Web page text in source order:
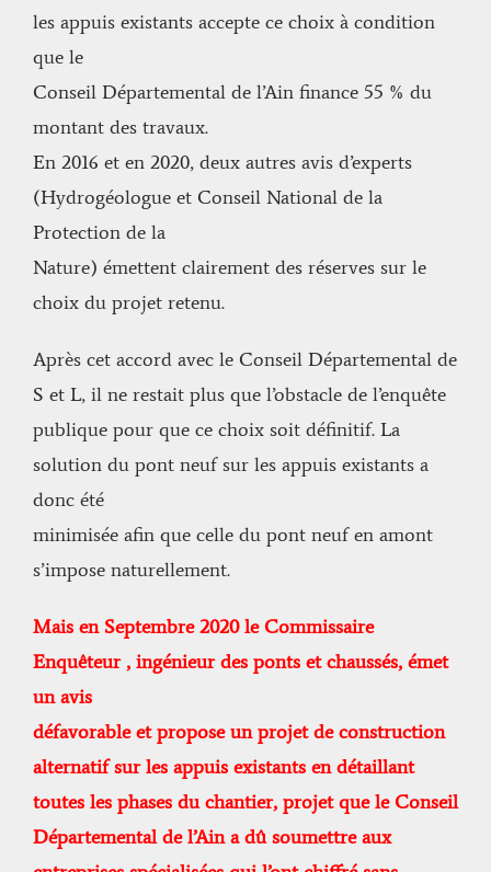
les appuis existants accepte ce choix à condition
que le
Conseil Départemental de l’Ain finance 55 % du
montant des travaux.
En 2016 et en 2020, deux autres avis d’experts
(Hydrogéologue et Conseil National de la
Protection de la
Nature) émettent clairement des réserves sur le
choix du projet retenu.
Après cet accord avec le Conseil Départemental de
S et L, il ne restait plus que l’obstacle de l’enquête
publique pour que ce choix soit définitif. La
solution du pont neuf sur les appuis existants a
donc été
minimisée afin que celle du pont neuf en amont
s’impose naturellement.
Mais en Septembre 2020 le Commissaire
Enquêteur , ingénieur des ponts et chaussés, émet
un avis
défavorable et propose un projet de construction
alternatif sur les appuis existants en détaillant
toutes les phases du chantier, projet que le Conseil
Départemental de l’Ain a dû soumettre aux